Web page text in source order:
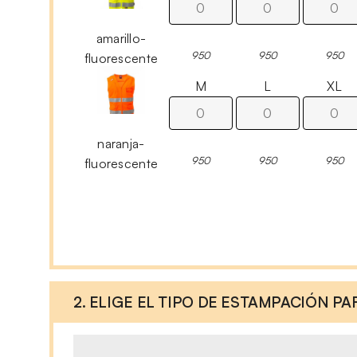
amarillo-
fluorescente
950 950 950
naranja-
fluorescente
M
950
L
950
XL
950
2. ELIGE EL TIPO DE ESTAMPACIÓN